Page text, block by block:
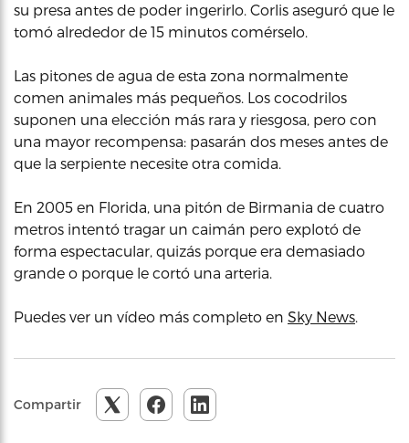
su presa antes de poder ingerirlo. Corlis aseguró que le
tomó alrededor de 15 minutos comérselo.
Las pitones de agua de esta zona normalmente
comen animales más pequeños. Los cocodrilos
suponen una elección más rara y riesgosa, pero con
una mayor recompensa: pasarán dos meses antes de
que la serpiente necesite otra comida.
En 2005 en Florida, una pitón de Birmania de cuatro
metros intentó tragar un caimán pero explotó de
forma espectacular, quizás porque era demasiado
grande o porque le cortó una arteria.
Puedes ver un vídeo más completo en Sky News.
Compartir